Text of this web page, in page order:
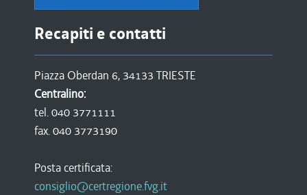
Recapiti e contatti
Piazza Oberdan 6, 34133 TRIESTE
Centralino:
tel. 040 3771111
fax. 040 3773190
Posta certificata:
consiglio@certregione.fvg.it